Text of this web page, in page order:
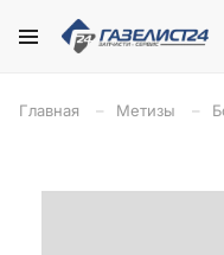
Главная Метизы